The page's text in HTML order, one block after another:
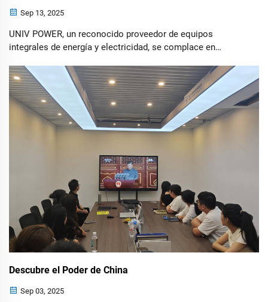
Sep 13, 2025
UNIV POWER, un reconocido proveedor de equipos
integrales de energía y electricidad, se complace en
138 (China Import and Export Fair). Extendemos una cálida
invitación a todos nuestros clientes actuales y
potenciales...
Descubre el Poder de China
Sep 03, 2025